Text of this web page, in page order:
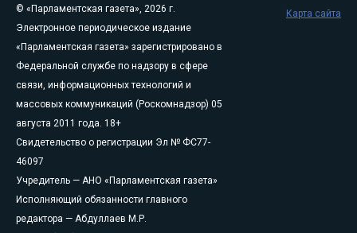
© «Парламентская газета», 2026 г.
Электронное периодическое издание
«Парламентская газета» зарегистрировано в
Федеральной службе по надзору в сфере
связи, информационных технологий и
массовых коммуникаций (Роскомнадзор) 05
августа 2011 года. 18+
Свидетельство о регистрации Эл № ФС77-
46097
Учредитель — АНО «Парламентская газета»
Исполняющий обязанности главного
редактора — Абдуллаев М.Р.
Карта сайта